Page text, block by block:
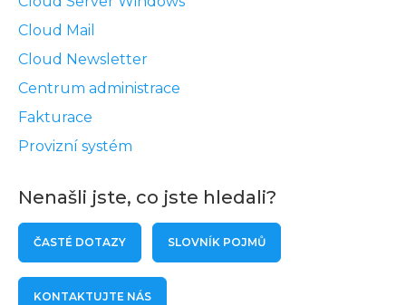
Cloud Mail
Cloud Newsletter
Centrum administrace
Fakturace
Provizní systém
Nenašli jste, co jste hledali?
ČASTÉ DOTAZY SLOVNÍK POJMŮ
KONTAKTUJTE NÁS